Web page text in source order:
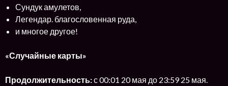
Сундук амулетов,
Легендар. благословенная руда,
и многое другое!
«Случайные карты»
Продолжительность:с 00:01 20 мая до 23:59 25 мая.